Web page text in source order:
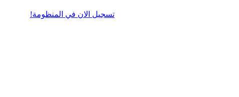
تسجيل الان في المنظومة!